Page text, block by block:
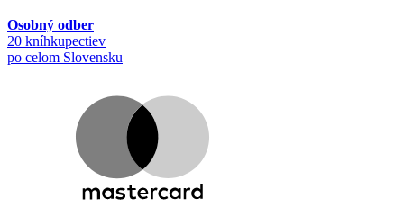
Osobný odber
20 kníhkupectiev
po celom Slovensku